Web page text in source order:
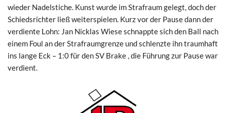
wieder Nadelstiche. Kunst wurde im Strafraum gelegt, doch der
Schiedsrichter ließ weiterspielen. Kurz vor der Pause dann der
verdiente Lohn: Jan Nicklas Wiese schnappte sich den Ball nach
einem Foul an der Strafraumgrenze und schlenzte ihn traumhaft
ins lange Eck – 1:0 für den SV Brake , die Führung zur Pause war
verdient.